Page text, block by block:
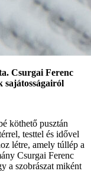
Csurgai Ferenc
sajátosságairól
köthető pusztán
testtel és idővel
létre, amely túllép a
Csurgai Ferenc
a szobrászat miként